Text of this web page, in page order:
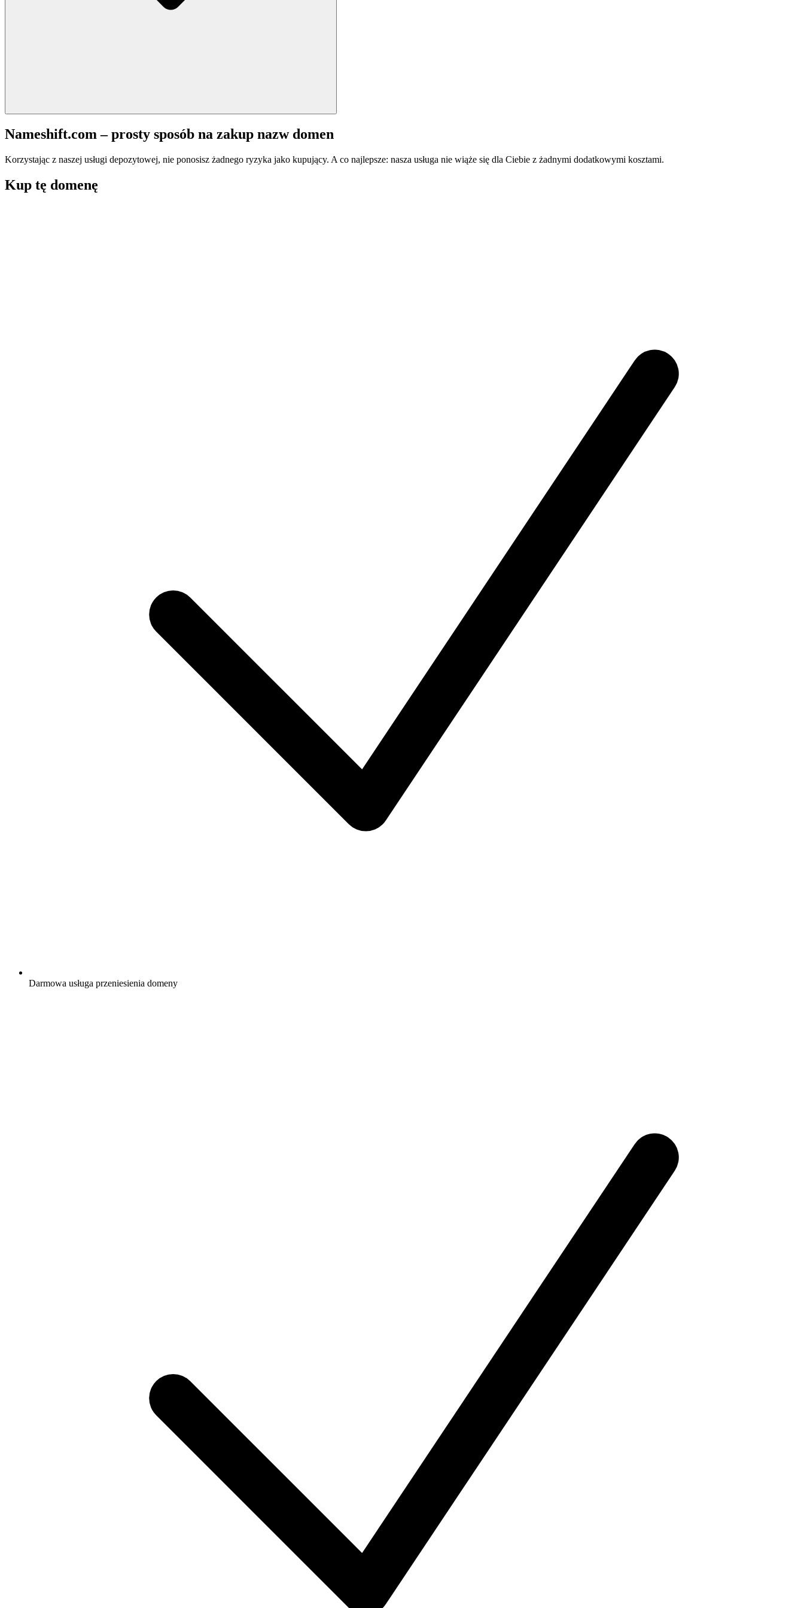
Nameshift.com – prosty sposób na zakup nazw domen
Korzystając z naszej usługi depozytowej, nie ponosisz żadnego ryzyka jako kupujący. A co najlepsze: nasza usługa nie wiąże się dla Ciebie z żadnymi dodatkowymi kosztami.
Kup tę domenę
Darmowa usługa przeniesienia domeny